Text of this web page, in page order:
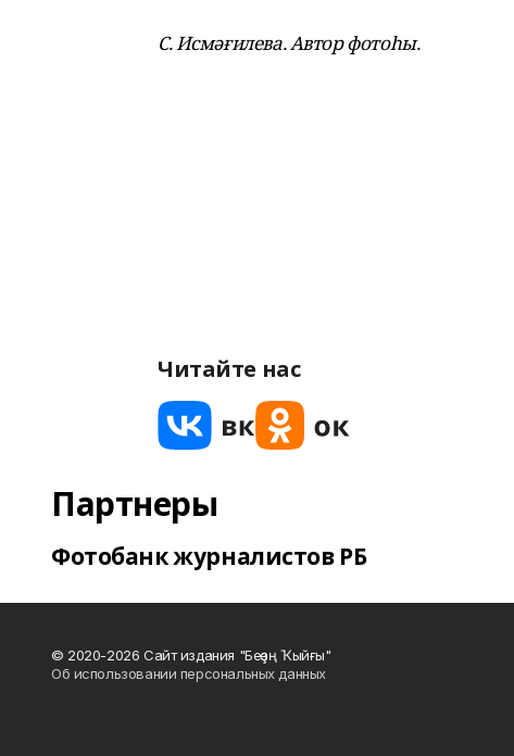
С. Исмәғилева. Автор фотоһы.
Читайте нас
Партнеры
Фотобанк журналистов РБ
© 2020-2026 Сайт издания "Беҙҙең Ҡыйғы"
Об использовании персональных данных